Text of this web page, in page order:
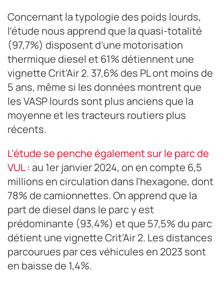
Concernant la typologie des poids lourds,
l’étude nous apprend que la quasi-totalité
(97,7%) disposent d’une motorisation
thermique diesel et 61% détiennent une
vignette Crit’Air 2. 37,6% des PL ont moins de
5 ans, même si les données montrent que
les VASP lourds sont plus anciens que la
moyenne et les tracteurs routiers plus
récents.
L’étude se penche également sur le parc de
VUL: au 1er janvier 2024, on en compte 6,5
millions en circulation dans l’hexagone, dont
78% de camionnettes. On apprend que la
part de diesel dans le parc y est
prédominante (93,4%) et que 57,5% du parc
détient une vignette Crit’Air 2. Les distances
parcourues par ces véhicules en 2023 sont
en baisse de 1,4%.